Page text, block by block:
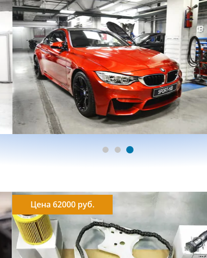
Цена 62000 руб.